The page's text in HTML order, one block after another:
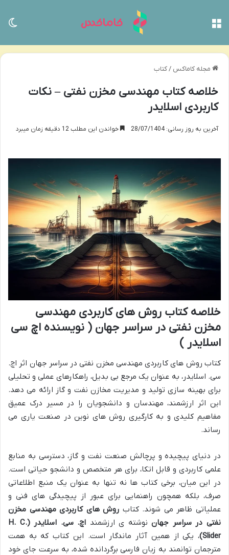
مجله کاماکس /کتاب
خلاصه کتاب مهندسی مخزن نفتی – نکات
کاربردی اسلایدر
آخرین به روز رسانی: 28/07/1404 خواندن این مطلب 12 دقیقه زمان میبرد
خلاصه کتاب روش های کاربردی مهندسی
مخزن نفتی در سراسر جهان ( نویسنده اچ سی
اسلایدر )
کتاب روش های کاربردی مهندسی مخزن نفتی در سراسر جهان اثر اچ.
سی. اسلایدر، به عنوان یک مرجع بی بدیل، راهکارهای عملی و تحلیلی
برای بهینه سازی تولید و مدیریت مخازن نفت و گاز ارائه می دهد.
این اثر ارزشمند، مهندسان و دانشجویان را در مسیر درک عمیق
مفاهیم کلیدی و به کارگیری روش های نوین در صنعت یاری می
رساند.
در دنیای پیچیده و پرچالش صنعت نفت و گاز، دسترسی به منابع
علمی کاربردی و قابل اتکا، برای هر متخصص و دانشجو حیاتی است.
در این میان، برخی کتاب ها نه تنها به عنوان یک منبع اطلاعاتی
صرف، بلکه همچون راهنمایی برای عبور از پیچیدگی های فنی و
عملیاتی ظاهر می شوند. کتاب روش های کاربردی مهندسی مخزن
نفتی در سراسر جهاننوشته ی ارزشمند
اچ. سی. اسلایدر (H. C.
Slider) ، یکی از همین آثار ماندگار است. این کتاب که به همت
مترجمان توانمند به زبان فارسی برگردانده شده، به سرعت جای خود